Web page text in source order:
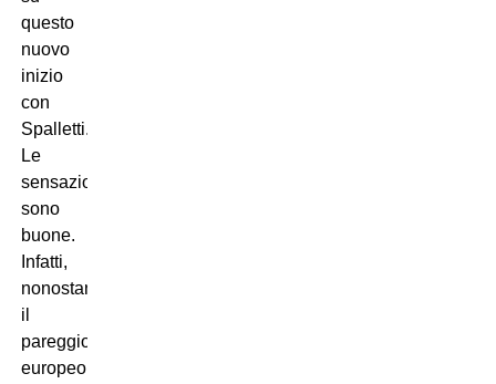
questo
nuovo
inizio
con
Spalletti.
Le
sensazioni
sono
buone.
Infatti,
nonostante
il
pareggio
europeo,